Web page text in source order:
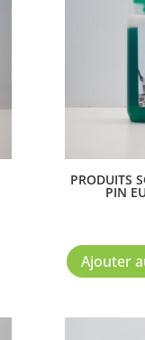
PRODUITS
PIN
Ajouter